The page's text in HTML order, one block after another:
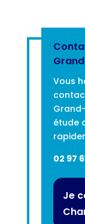
Vous
étude
02 97
Je